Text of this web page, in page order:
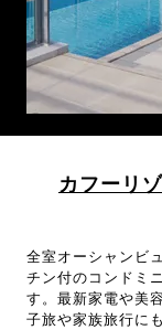
カフーリ
全室オーシャンビ
チン付のコンドミ
す。最新家電や美
子旅や家族旅行に